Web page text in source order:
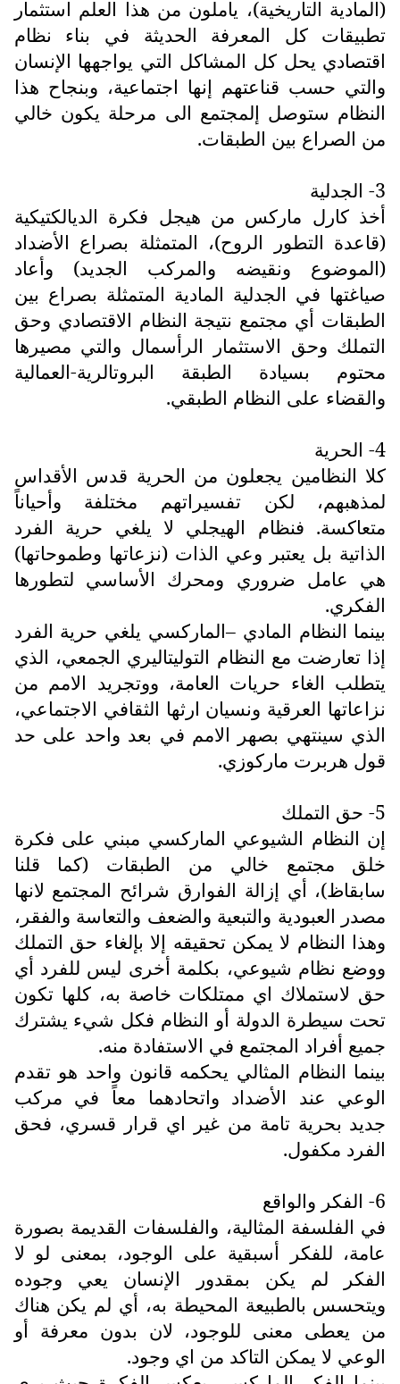
(المادية التاريخية)، ياملون من هذا العلم استثمار
تطبيقات كل المعرفة الحديثة في بناء نظام
اقتصادي يحل كل المشاكل التي يواجهها الإنسان
والتي حسب قناعتهم إنها اجتماعية، وبنجاح هذا
النظام ستوصل إلمجتمع الى مرحلة يكون خالي
من الصراع بين الطبقات.
3- الجدلية
أخذ كارل ماركس من هيجل فكرة الديالكتيكية
(قاعدة التطور الروح)، المتمثلة بصراع الأضداد
(الموضوع ونقيضه والمركب الجديد) وأعاد
صياغتها في الجدلية المادية المتمثلة بصراع بين
الطبقات أي مجتمع نتيجة النظام الاقتصادي وحق
التملك وحق الاستثمار الرأسمال والتي مصيرها
محتوم بسيادة الطبقة البروتالرية-العمالية
والقضاء على النظام الطبقي.
4- الحرية
كلا النظامين يجعلون من الحرية قدس الأقداس
لمذهبهم، لكن تفسيراتهم مختلفة وأحياناً
متعاكسة. فنظام الهيجلي لا يلغي حرية الفرد
الذاتية بل يعتبر وعي الذات (نزعاتها وطموحاتها)
هي عامل ضروري ومحرك الأساسي لتطورها
الفكري.
بينما النظام المادي –الماركسي يلغي حرية الفرد
إذا تعارضت مع النظام التوليتاليري الجمعي، الذي
يتطلب الغاء حريات العامة، ووتجريد الامم من
نزاعاتها العرقية ونسيان ارثها الثقافي الاجتماعي،
الذي سينتهي بصهر الامم في بعد واحد على حد
قول هربرت ماركوزي.
5- حق التملك
إن النظام الشيوعي الماركسي مبني على فكرة
خلق مجتمع خالي من الطبقات (كما قلنا
سابقاظ)، أي إزالة الفوارق شرائح المجتمع لانها
مصدر العبودية والتبعية والضعف والتعاسة والفقر،
وهذا النظام لا يمكن تحقيقه إلا بإلغاء حق التملك
ووضع نظام شيوعي، بكلمة أخرى ليس للفرد أي
حق لاستملاك اي ممتلكات خاصة به، كلها تكون
تحت سيطرة الدولة أو النظام فكل شيء يشترك
جميع أفراد المجتمع في الاستفادة منه.
بينما النظام المثالي يحكمه قانون واحد هو تقدم
الوعي عند الأضداد واتحادهما معاً في مركب
جديد بحرية تامة من غير اي قرار قسري، فحق
الفرد مكفول.
6- الفكر والواقع
في الفلسفة المثالية، والفلسفات القديمة بصورة
عامة، للفكر أسبقية على الوجود، بمعنى لو لا
الفكر لم يكن بمقدور الإنسان يعي وجوده
ويتحسس بالطبيعة المحيطة به، أي لم يكن هناك
من يعطى معنى للوجود، لان بدون معرفة أو
الوعي لا يمكن التاكد من اي وجود.